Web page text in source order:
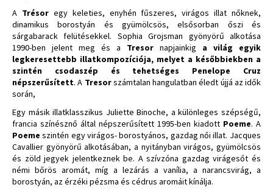
A Trésoregy keleties, enyhén fűszeres, virágos illat nőknek,
dinamikus borostyán és gyümölcsös, elsősorban őszi és
sárgabarack felütésekkel. Sophia Grojsman gyönyörű alkotása
1990-ben jelent meg és a Tresor napjainkig a világ egyik
legkeresettebb illatkompozíciója, melyet a későbbiekben a
szintén csodaszép és tehetséges Penelope Cruz
népszerűsített. A Tresorszámtalan hangulatban éledt újjá az idők
során,
Egy másik illatklasszikus Juliette Binoche, a különleges szépségű,
francia színésznő által népszerűsített 1995-ben kiadott Poeme. A
Poemeszintén egy virágos- borostyános, gazdag női illat. Jacques
Cavallier gyönyörű alkotásában, a nyitányban virágos, gyümölcsös
és zöld jegyek jelentkeznek be. A szívzóna gazdag virágesőt és
némi bőrös aromát, míg a lezárás a vanília, a narancsvirág, a
borostyán, az érzéki pézsma és cédrus aromáit kínálja.